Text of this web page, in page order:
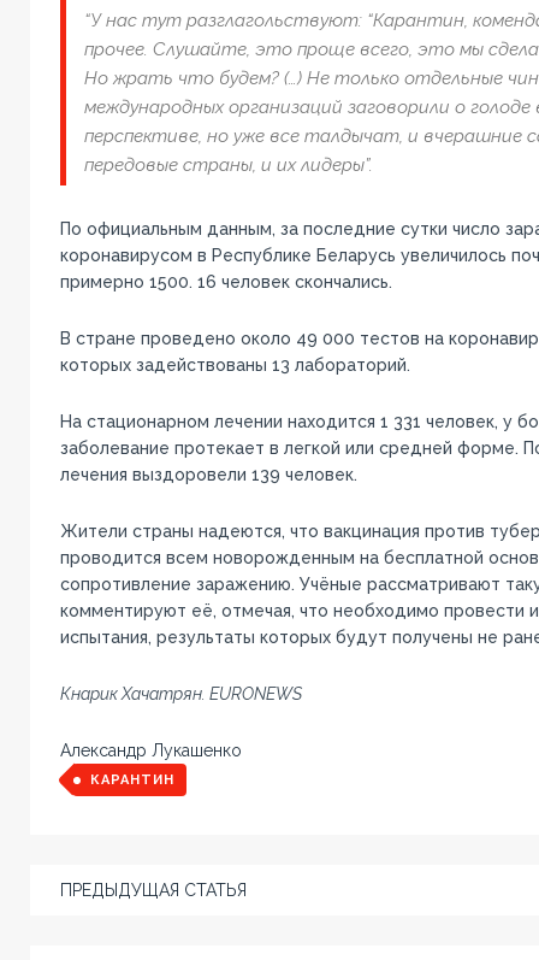
“У нас тут разглагольствуют: “Карантин,
прочее. Слушайте, это проще всего, это мы
Но жрать что будем? (…) Не только отдельные
международных организаций заговорили о
перспективе, но уже все талдычат, и вчерашние
передовые страны, и их лидеры”.
По официальным данным, за последние сутки число
коронавирусом в Республике Беларусь увеличилось
примерно 1500. 16 человек скончались.
В стране проведено около 49 000 тестов на
которых задействованы 13 лабораторий.
На стационарном лечении находится 1 331 человек, у
заболевание протекает в легкой или средней форме.
лечения выздоровели 139 человек.
Жители страны надеются, что вакцинация против
проводится всем новорожденным на бесплатной
сопротивление заражению. Учёные рассматривают
комментируют её, отмечая, что необходимо провести
испытания, результаты которых будут получены не
Кнарик Хачатрян. EURONEWS
Александр Лукашенко
КАРАНТИН
ПРЕДЫДУЩАЯ СТАТЬЯ